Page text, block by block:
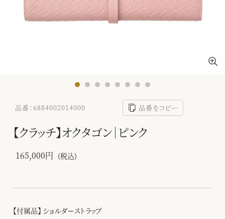
品番：6884002014000 品番をコピー
【クラッチ】オクタゴン｜ピンク
165,000円 (税込)
【付属品】 ショルダーストラップ